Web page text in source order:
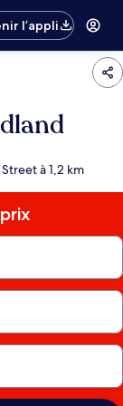
l’appli
à 1,2 km